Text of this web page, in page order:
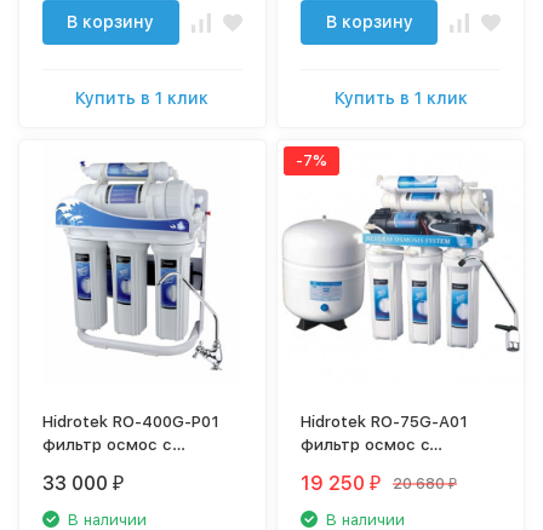
В корзину
Купить в 1 клик
В корзину
Купить в 1 клик
Hidrotek RO-400G-P01
фильтр осмос с
проточный без бака
33 000 ₽
В наличии
-7%
Hidrotek RO-75G-A01
фильтр осмос c
19 250 ₽ 20 680 ₽
В наличии